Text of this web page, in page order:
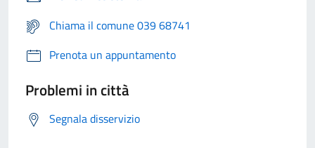
Chiama il comune 039 68741
Prenota un appuntamento
Problemi in città
Segnala disservizio